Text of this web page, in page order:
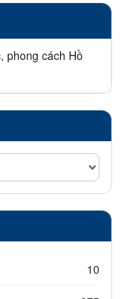
phong cách Hồ
10